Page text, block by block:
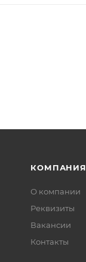
КОМПАНИЯ
О компании
Реквизиты
Вакансии
Контакты